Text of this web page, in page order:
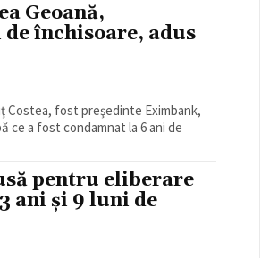
Geoană,
închisoare, adus
Costea, fost preşedinte Eximbank,
ce a fost condamnat la 6 ani de
pentru eliberare
ani și 9 luni de